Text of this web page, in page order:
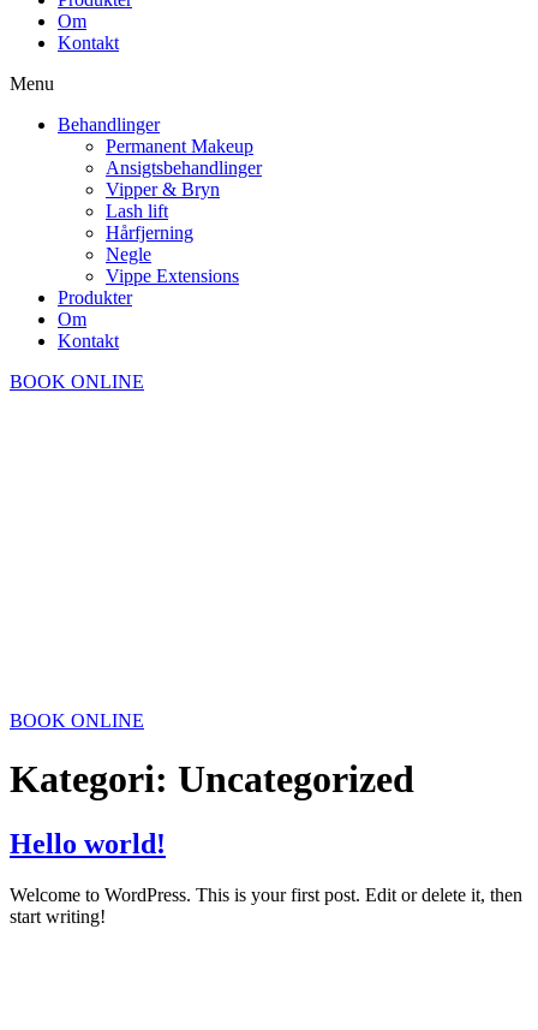
Om
Kontakt
Menu
Behandlinger
Permanent Makeup
Ansigtsbehandlinger
Vipper & Bryn
Lash lift
Hårfjerning
Negle
Vippe Extensions
Produkter
Om
Kontakt
BOOK ONLINE
BOOK ONLINE
Kategori: Uncategorized
Hello world!
Welcome to WordPress. This is your first post. Edit or delete it, then
start writing!